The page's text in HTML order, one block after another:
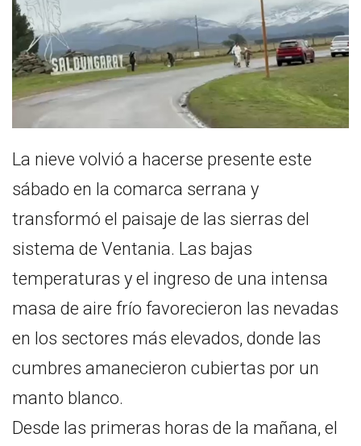
La nieve volvió a hacerse presente este
sábado en la comarca serrana y
transformó el paisaje de las sierras del
sistema de Ventania. Las bajas
temperaturas y el ingreso de una intensa
masa de aire frío favorecieron las nevadas
en los sectores más elevados, donde las
cumbres amanecieron cubiertas por un
manto blanco.
Desde las primeras horas de la mañana, el